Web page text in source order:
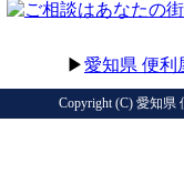
▶愛知県 便利
Copyright (C) 愛知県